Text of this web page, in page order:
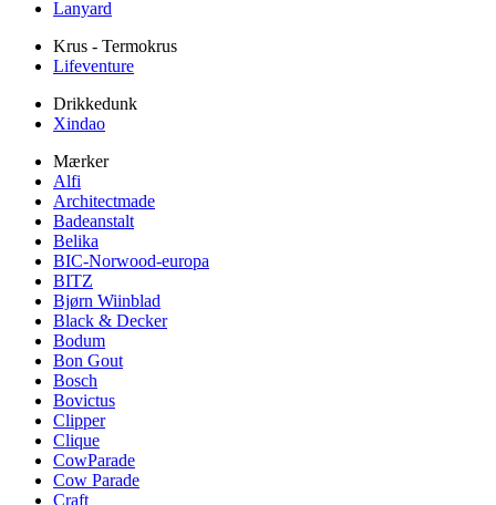
Lanyard
Krus - Termokrus
Lifeventure
Drikkedunk
Xindao
Mærker
Alfi
Architectmade
Badeanstalt
Belika
BIC-Norwood-europa
BITZ
Bjørn Wiinblad
Black & Decker
Bodum
Bon Gout
Bosch
Bovictus
Clipper
Clique
CowParade
Cow Parade
Craft